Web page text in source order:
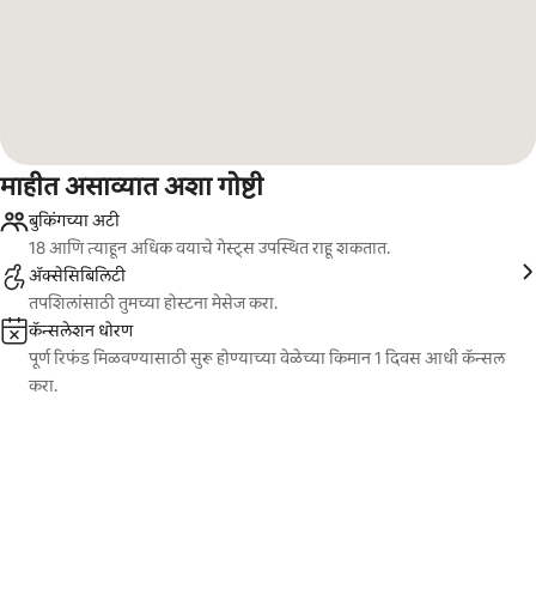
माहीत असाव्यात अशा गोष्टी
बुकिंगच्या अटी
18 आणि त्याहून अधिक वयाचे गेस्ट्स उपस्थित राहू शकतात.
ॲक्सेसिबिलिटी
तपशिलांसाठी तुमच्या होस्टना मेसेज करा.
कॅन्सलेशन धोरण
पूर्ण रिफंड मिळवण्यासाठी सुरू होण्याच्या वेळेच्या किमान 1 दिवस आधी कॅन्सल
करा.